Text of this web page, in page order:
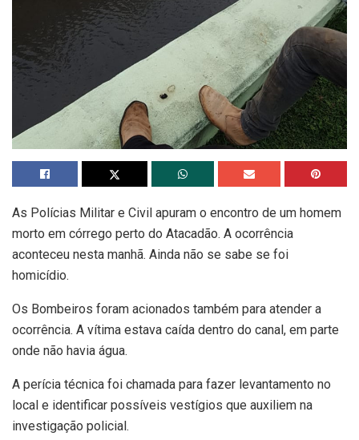
As Polícias Militar e Civil apuram o encontro de um homem
morto em córrego perto do Atacadão. A ocorrência
aconteceu nesta manhã. Ainda não se sabe se foi
homicídio.
Os Bombeiros foram acionados também para atender a
ocorrência. A vítima estava caída dentro do canal, em parte
onde não havia água.
A perícia técnica foi chamada para fazer levantamento no
local e identificar possíveis vestígios que auxiliem na
investigação policial.